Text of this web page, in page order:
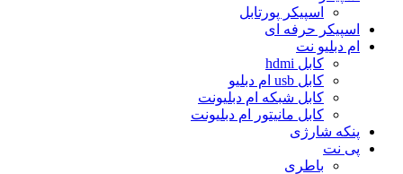
اسپیکر پورتابل
اسپیکر حرفه ای
ام دبلیو نت
کابل hdmi
کابل usb ام دبلیو
کابل شبکه ام دبلیونت
کابل مانیتور ام دبلیونت
پنکه شارژی
پی نت
باطری